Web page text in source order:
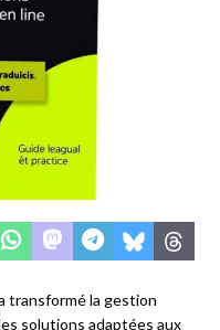
transformé la gestion
solutions adaptées aux